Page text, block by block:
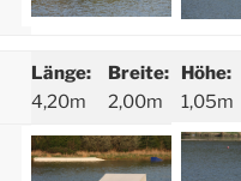
Länge:
4,20m
Breite:
2,00m
Höhe:
1,05m